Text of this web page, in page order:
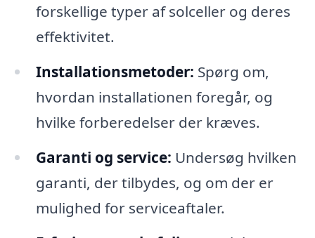
forskellige typer af solceller og deres
effektivitet.
Installationsmetoder: Spørg om,
hvordan installationen foregår, og
hvilke forberedelser der kræves.
Garanti og service: Undersøg hvilken
garanti, der tilbydes, og om der er
mulighed for serviceaftaler.